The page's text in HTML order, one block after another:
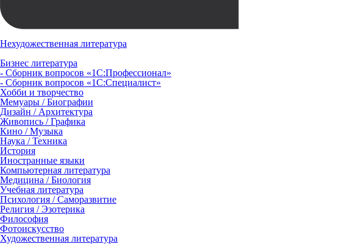
Нехудожественная литература
Бизнес литература
- Сборник вопросов «1С:Профессионал»
- Сборник вопросов «1С:Специалист»
Хобби и творчество
Мемуары / Биографии
Дизайн / Архитектура
Живопись / Графика
Кино / Музыка
Наука / Техника
История
Иностранные языки
Компьютерная литература
Медицина / Биология
Учебная литература
Психология / Саморазвитие
Религия / Эзотерика
Философия
Фотоискусство
Художественная литература